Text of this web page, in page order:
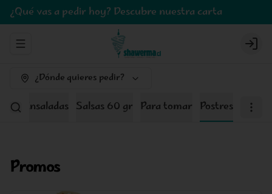
¿Qué vas a pedir hoy? Descubre nuestra carta
Abrir menu de navegación
¿Dónde quieres pedir?
Y Ensaladas Salsas 60 gr Para tomar Postres
Promos